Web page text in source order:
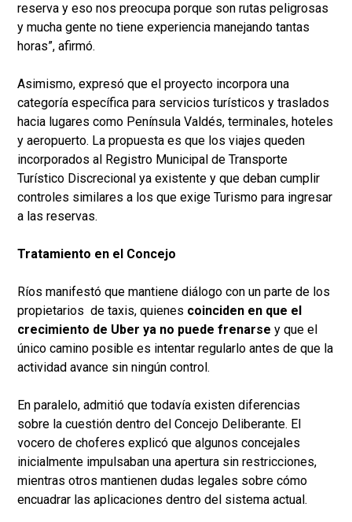
reserva y eso nos preocupa porque son rutas peligrosas
y mucha gente no tiene experiencia manejando tantas
horas”, afirmó.
Asimismo, expresó que el proyecto incorpora una
categoría específica para servicios turísticos y traslados
hacia lugares como Península Valdés, terminales, hoteles
y aeropuerto. La propuesta es que los viajes queden
incorporados al Registro Municipal de Transporte
Turístico Discrecional ya existente y que deban cumplir
controles similares a los que exige Turismo para ingresar
a las reservas.
Tratamiento en el Concejo
Ríos manifestó que mantiene diálogo con un parte de los
propietarios de taxis, quienes coinciden en que el
crecimiento de Uber ya no puede frenarse y que el
único camino posible es intentar regularlo antes de que la
actividad avance sin ningún control.
En paralelo, admitió que todavía existen diferencias
sobre la cuestión dentro del Concejo Deliberante. El
vocero de choferes explicó que algunos concejales
inicialmente impulsaban una apertura sin restricciones,
mientras otros mantienen dudas legales sobre cómo
encuadrar las aplicaciones dentro del sistema actual.